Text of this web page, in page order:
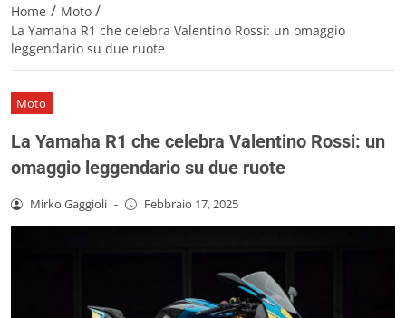
Home / Moto /
La Yamaha R1 che celebra Valentino Rossi: un omaggio
leggendario su due ruote
Moto
La Yamaha R1 che celebra Valentino Rossi: un
omaggio leggendario su due ruote
Mirko Gaggioli - Febbraio 17, 2025